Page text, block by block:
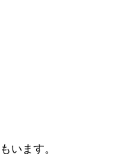
います。